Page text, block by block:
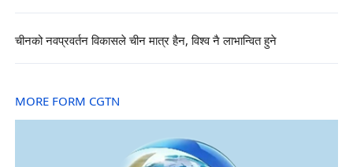
चीनको नवप्रवर्तन विकासले चीन मात्र हैन, विश्व नै लाभान्वित हुने
MORE FORM CGTN